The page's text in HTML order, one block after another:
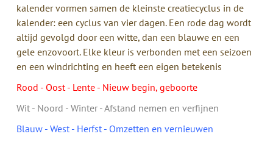
kalender vormen samen de kleinste creatiecyclus in de
kalender: een cyclus van vier dagen. Een rode dag wordt
altijd gevolgd door een witte, dan een blauwe en een
gele enzovoort. Elke kleur is verbonden met een seizoen
en een windrichting en heeft een eigen betekenis
Rood - Oost - Lente - Nieuw begin, geboorte
Wit - Noord - Winter - Afstand nemen en verfijnen
Blauw - West - Herfst - Omzetten en vernieuwen